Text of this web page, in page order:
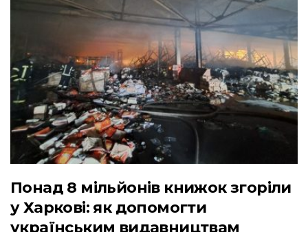
Понад 8 мільйонів книжок згоріли
у Харкові: як допомогти
українським видавництвам